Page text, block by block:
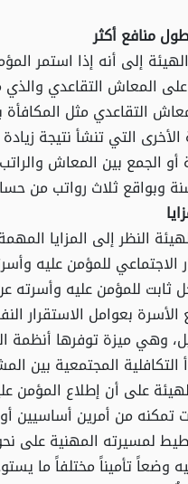
منافع أكثر
إلى أنه إذا استمر
المعاش التقاعدي والذي
التقاعدي مثل المكافأة
الأخرى التي تنشأ نتيجة
أو الجمع بين المعاش
النظر إلى المزايا
الاجتماعي للمؤمن عليه
ثابت للمؤمن عليه وأسرته
بعوامل الاستقرار
وهي ميزة توفرها أنظمة
المجتمعية بين
على أن إطلاع المؤمن
تمكنه من أمرين أساسيين
لمسيرته المهنية على
وضعاً تأميناً مختلفاً ما